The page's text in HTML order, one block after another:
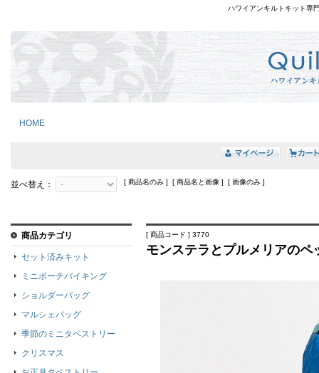
ハワイアンキルトキット専
HOME
並べ替え： [ 商品名のみ ] [ 商品名と画像 ] [ 画像のみ ]
[ 商品コード ] 3770
モンステラとプルメリアのペ
商品カテゴリ
セット済みキット
ミニポーチバイキング
ショルダーバッグ
マルシェバッグ
季節のミニタペストリー
クリスマス